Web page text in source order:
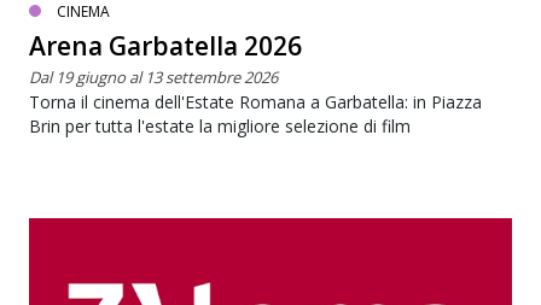
CINEMA
Arena Garbatella 2026
Dal 19 giugno al 13 settembre 2026
Torna il cinema dell'Estate Romana a Garbatella: in Piazza
Brin per tutta l'estate la migliore selezione di film